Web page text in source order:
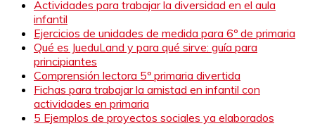
Actividades para trabajar la diversidad en el aula
infantil
Ejercicios de unidades de medida para 6º de primaria
Qué es JueduLand y para qué sirve: guía para
principiantes
Comprensión lectora 5º primaria divertida
Fichas para trabajar la amistad en infantil con
actividades en primaria
5 Ejemplos de proyectos sociales ya elaborados